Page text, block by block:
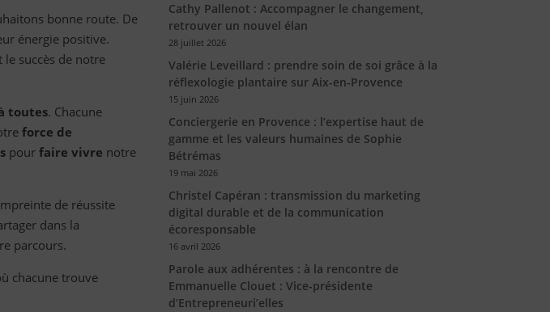
bonne route. De
énergie positive.
succès de notre
toutes. Chacune
force de
pour faire vivre notre
de réussite
dans la
parcours.
chacune trouve
Cathy Pallenot : Accompagner le changement,
retrouver un nouvel élan
28 juillet 2026
Valérie Leveillard : prendre soin de soi grâce à la
réflexologie plantaire sur Aix-en-Provence
15 juin 2026
Conciergerie en Provence : l’expertise haut de
gamme et les valeurs humaines de Sophie
Bétrémas
19 mai 2026
Christel Capéran : transmission du marketing
digital durable et de la communication
écoresponsable
16 avril 2026
Parole aux adhérentes : à la rencontre de
Emmanuelle Clouet : Vice-présidente
d’Entrepreneuri’elles